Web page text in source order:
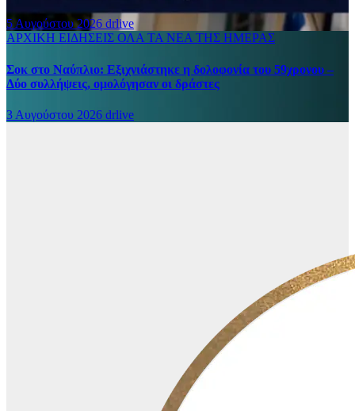
5 Αυγούστου 2026 drlive
ΑΡΧΙΚΗ ΕΙΔΗΣΕΙΣ ΟΛΑ ΤΑ ΝΕΑ ΤΗΣ ΗΜΕΡΑΣ
Σοκ στο Ναύπλιο: Εξιχνιάστηκε η δολοφονία του 59χρονου –
Δύο συλλήψεις, ομολόγησαν οι δράστες
3 Αυγούστου 2026 drlive